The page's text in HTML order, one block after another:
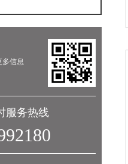
信息
服务热线